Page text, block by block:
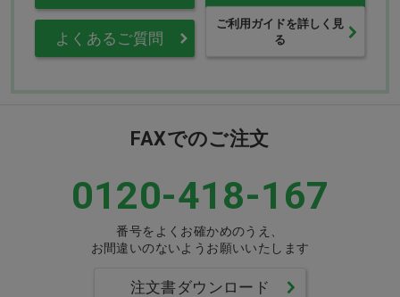
よくあるご質問
ご利用ガイドを詳しく見
る
FAXでのご注文
0120-418-167
番号をよくお確かめのうえ、
お間違いのないようお願いいたします
注文書ダウンロード